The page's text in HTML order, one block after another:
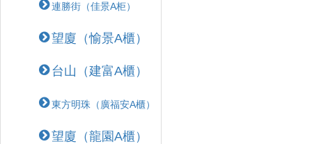
連勝街（佳景A柜）
望廈（愉景A櫃）
台山（建富A櫃）
東方明珠（廣福安A櫃）
望廈（龍園A櫃）